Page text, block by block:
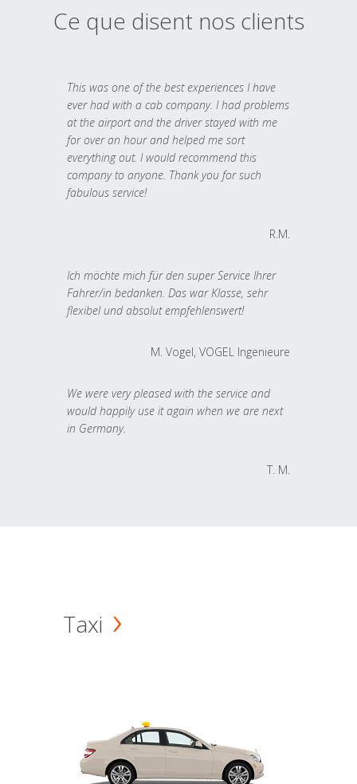
Ce que disent nos clients
This was one of the best experiences I have
ever had with a cab company. I had problems
at the airport and the driver stayed with me
for over an hour and helped me sort
everything out. I would recommend this
company to anyone. Thank you for such
fabulous service!
R.M.
Ich möchte mich für den super Service Ihrer
Fahrer/in bedanken. Das war Klasse, sehr
flexibel und absolut empfehlenswert!
M. Vogel, VOGEL Ingenieure
We were very pleased with the service and
would happily use it again when we are next
in Germany.
T. M.
Taxi